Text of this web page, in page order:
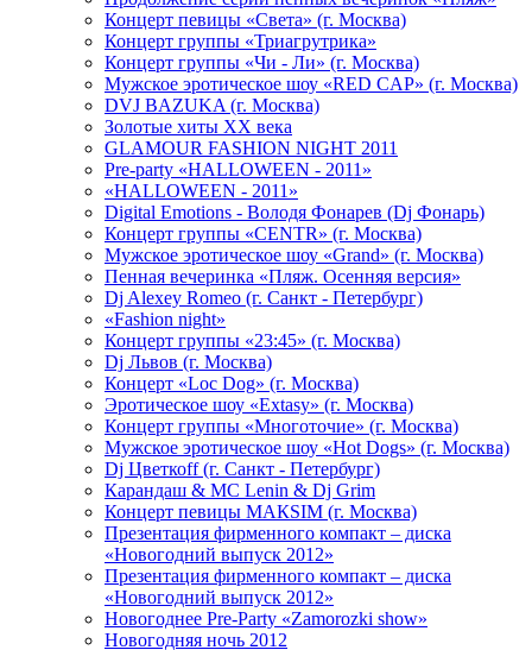
Концерт певицы «Света» (г. Москва)
Концерт группы «Триагрутрика»
Концерт группы «Чи - Ли» (г. Москва)
Мужское эротическое шоу «RED CAP» (г. Москва)
DVJ BAZUKA (г. Москва)
Золотые хиты XX века
GLAMOUR FASHION NIGHT 2011
Pre-party «HALLOWEEN - 2011»
«HALLOWEEN - 2011»
Digital Emotions - Володя Фонарев (Dj Фонарь)
Концерт группы «CENTR» (г. Москва)
Мужское эротическое шоу «Grand» (г. Москва)
Пенная вечеринка «Пляж. Осенняя версия»
Dj Alexey Romeo (г. Санкт - Петербург)
«Fashion night»
Концерт группы «23:45» (г. Москва)
Dj Львов (г. Москва)
Концерт «Loc Dog» (г. Москва)
Эротическое шоу «Extasy» (г. Москва)
Концерт группы «Многоточие» (г. Москва)
Мужское эротическое шоу «Hot Dogs» (г. Москва)
Dj Цветкоff (г. Санкт - Петербург)
Карандаш & МС Lenin & Dj Grim
Концерт певицы МАКSIМ (г. Москва)
Презентация фирменного компакт – диска
«Новогодний выпуск 2012»
Презентация фирменного компакт – диска
«Новогодний выпуск 2012»
Новогоднее Pre-Party «Zamorozki show»
Новогодняя ночь 2012